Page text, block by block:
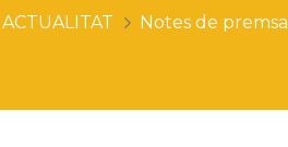
ACTUALITAT Notes de premsa